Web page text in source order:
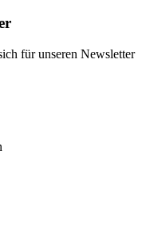
für unseren Newsletter